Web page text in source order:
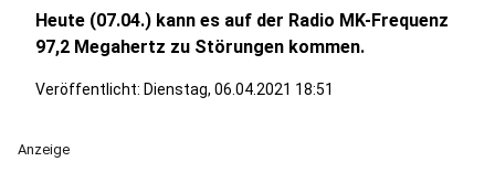
Heute (07.04.) kann es auf der Radio MK-Frequenz
97,2 Megahertz zu Störungen kommen.
Veröffentlicht: Dienstag, 06.04.2021 18:51
Anzeige